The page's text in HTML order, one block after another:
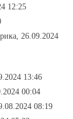
12:25
26.09.2024
13:46
00:04
08:19